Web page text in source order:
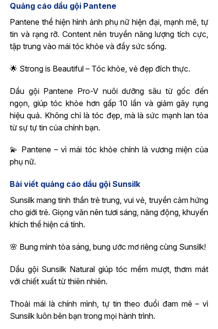
Quảng cáo dầu gội Pantene
Pantene thể hiện hình ảnh phụ nữ hiện đại, mạnh mẽ, tự
tin và rạng rỡ. Content nên truyền năng lượng tích cực,
tập trung vào mái tóc khỏe và đầy sức sống.
🌟 Strong is Beautiful – Tóc khỏe, vẻ đẹp đích thực.
Dầu gội Pantene Pro-V nuôi dưỡng sâu từ gốc đến
ngọn, giúp tóc khỏe hơn gấp 10 lần và giảm gãy rụng
hiệu quả. Không chỉ là tóc đẹp, mà là sức mạnh lan tỏa
từ sự tự tin của chính bạn.
💫 Pantene – vì mái tóc khỏe chính là vương miện của
phụ nữ.
Bài viết quảng cáo dầu gội Sunsilk
Sunsilk mang tinh thần trẻ trung, vui vẻ, truyền cảm hứng
cho giới trẻ. Giọng văn nên tươi sáng, năng động, khuyến
khích thể hiện cá tính.
🌸 Bung mình tỏa sáng, bung ước mơ riêng cùng Sunsilk!
Dầu gội Sunsilk Natural giúp tóc mềm mượt, thơm mát
với chiết xuất từ thiên nhiên.
Thoải mái là chính mình, tự tin theo đuổi đam mê – vì
Sunsilk luôn bên bạn trong mọi hành trình.